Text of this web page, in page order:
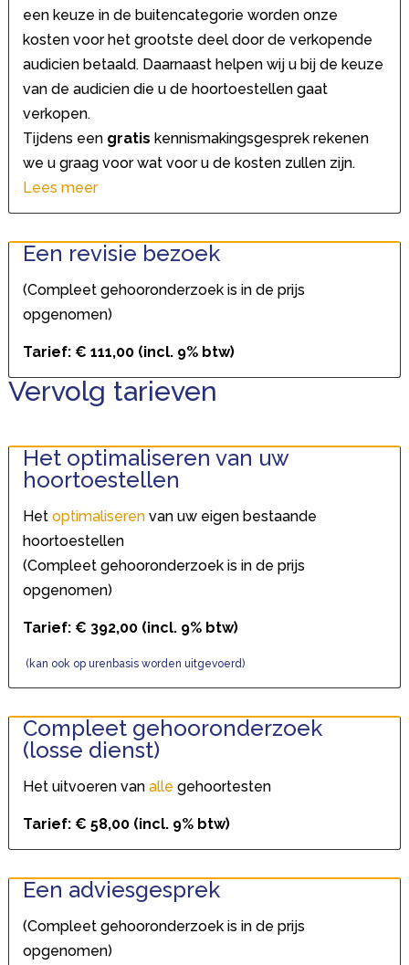
een keuze in de buitencategorie worden onze
kosten voor het grootste deel door de verkopende
audicien betaald. Daarnaast helpen wij u bij de keuze
van de audicien die u de hoortoestellen gaat
verkopen.
Tijdens een gratis kennismakingsgesprek rekenen
we u graag voor wat voor u de kosten zullen zijn.
Lees meer
Een revisie bezoek
(Compleet gehooronderzoek is in de prijs
opgenomen)
Tarief: € 111,00 (incl. 9% btw)
Vervolg tarieven
Het optimaliseren van uw
hoortoestellen
Het optimaliserenvan uw eigen bestaande
hoortoestellen
(Compleet gehooronderzoek is in de prijs
opgenomen)
Tarief: € 392,00 (incl. 9% btw)
(kan ook op urenbasis worden uitgevoerd)
Compleet gehooronderzoek
(losse dienst)
Het uitvoeren van alle gehoortesten
Tarief: € 58,00 (incl. 9% btw)
Een adviesgesprek
(Compleet gehooronderzoek is in de prijs
opgenomen)